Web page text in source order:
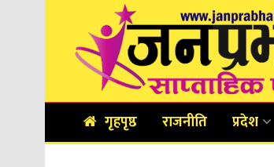
गृहपृष्ठ राजनीति प्रदेश